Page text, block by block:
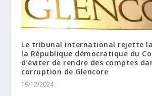
Le tribunal international rejette
la République démocratique du
d’éviter de rendre des comptes
corruption de Glencore
19/12/2024